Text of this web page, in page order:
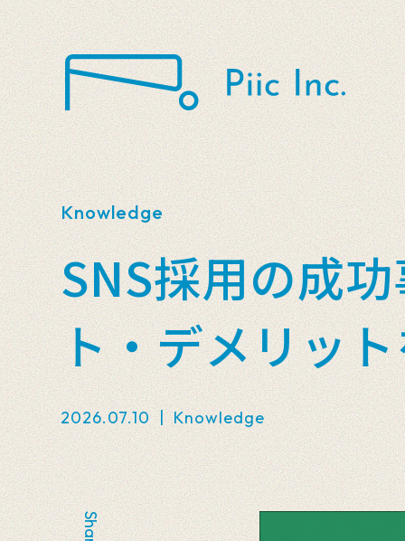
Knowledge
SNS採用の成
ト・デメリッ
2026.07.10 | Knowledge
Share